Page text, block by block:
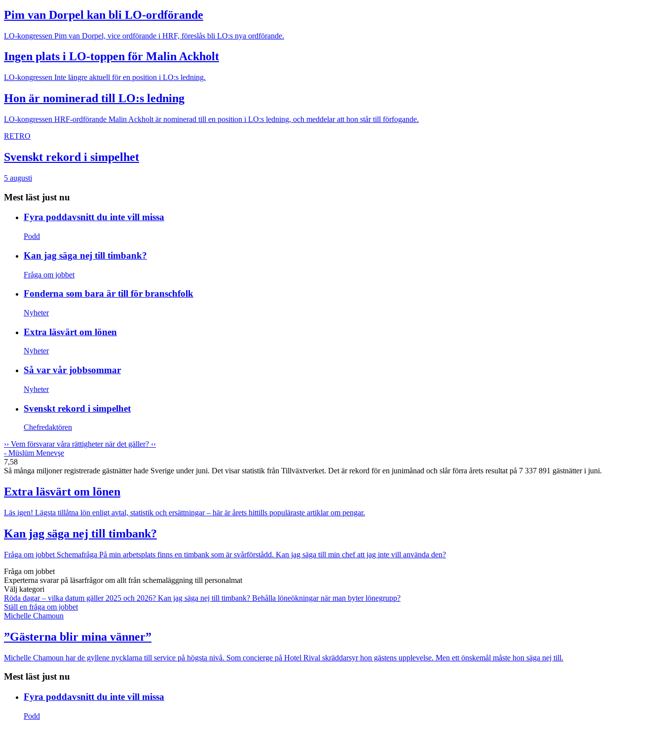
Pim van Dorpel kan bli LO-ordförande
LO-kongressen Pim van Dorpel, vice ordförande i HRF, föreslås bli LO:s nya ordförande.
Ingen plats i LO-toppen för Malin Ackholt
LO-kongressen Inte längre aktuell för en position i LO:s ledning.
Hon är nominerad till LO:s ledning
LO-kongressen HRF-ordförande Malin Ackholt är nominerad till en position i LO:s ledning, och meddelar att hon står till förfogande.
RETRO
Svenskt rekord i simpelhet
5 augusti
Mest läst just nu
Fyra poddavsnitt du inte vill missa
Podd
Kan jag säga nej till timbank?
Fråga om jobbet
Fonderna som bara är till för branschfolk
Nyheter
Extra läsvärt om lönen
Nyheter
Så var vår jobbsommar
Nyheter
Svenskt rekord i simpelhet
Chefredaktören
›› Vem försvarar våra rättigheter när det gäller? ‹‹
- Müslüm Menevşe
7,58
Så många miljoner registrerade gästnätter hade Sverige under juni. Det visar statistik från Tillväxtverket. Det är rekord för en junimånad och slår förra årets resultat på 7 337 891 gästnätter i juni.
Extra läsvärt om lönen
Läs igen! Lägsta tillåtna lön enligt avtal, statistik och ersättningar – här är årets hittills populäraste artiklar om pengar.
Kan jag säga nej till timbank?
Fråga om jobbet Schemafråga På min arbetsplats finns en timbank som är svårförstådd. Kan jag säga till min chef att jag inte vill använda den?
Fråga om jobbet
Experterna svarar på läsarfrågor om allt från schemaläggning till personalmat
Välj kategori
Röda dagar – vilka datum gäller 2025 och 2026? Kan jag säga nej till timbank? Behålla löneökningar när man byter lönegrupp?
Ställ en fråga om jobbet
Michelle Chamoun
”Gästerna blir mina vänner”
Michelle Chamoun har de gyllene nycklarna till service på högsta nivå. Som concierge på Hotel Rival skräddarsyr hon gästens upp­levelse. Men ett önskemål måste hon säga nej till.
Mest läst just nu
Fyra poddavsnitt du inte vill missa
Podd